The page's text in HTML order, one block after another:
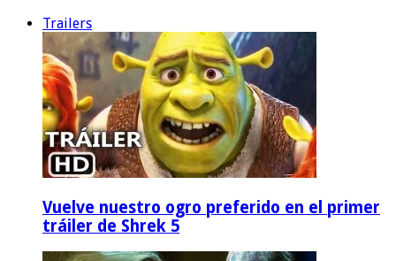
Trailers
Vuelve nuestro ogro preferido en el primer
tráiler de Shrek 5